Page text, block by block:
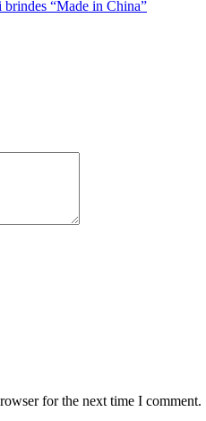
brindes “Made in China”
for the next time I comment.